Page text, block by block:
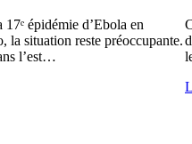
épidémie d’Ebola en
la situation reste préoccupante.
l’est…